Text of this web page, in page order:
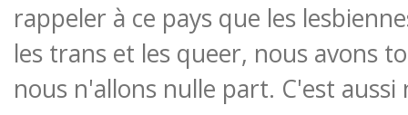
rappeler à ce pays que les
les trans et les queer, nous avons
nous n'allons nulle part. C'est aussi